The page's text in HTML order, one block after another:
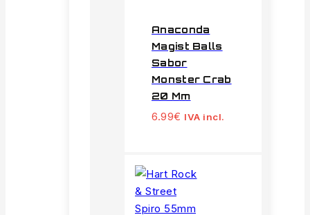
Anaconda
Magist Balls
Sabor
Monster Crab
20 Mm
6.99€ IVA incl.